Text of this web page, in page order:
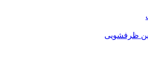
ظرفشویی